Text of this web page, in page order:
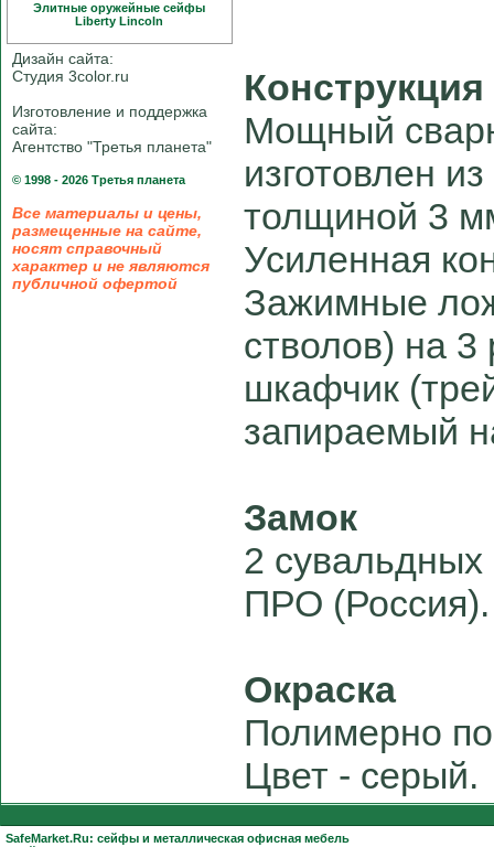
Элитные оружейные сейфы
Liberty Linсoln
Дизайн сайта:
Студия 3color.ru
Изготовление и поддержка
сайта:
Агентство "Третья планета"
© 1998 - 2026 Третья планета
Все материалы и цены,
размещенные на сайте,
носят справочный
характер и не являются
публичной офертой
Конструкция
Мощный
изготовлен
толщиной 3
Усиленная
Зажимные
стволов) на 3
шкафчик
запираемый
Замок
2
ПРО (Россия).
Окраска
Полимерно
Цвет - серый.
SafeMarket.Ru: сейфы и металлическая офисная мебель